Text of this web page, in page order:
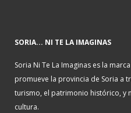
SORIA... NI TE LA IMAGINAS
Soria Ni Te La Imaginas es la
promueve la provincia de Soria a
turismo, el patrimonio histórico, y
cultura.